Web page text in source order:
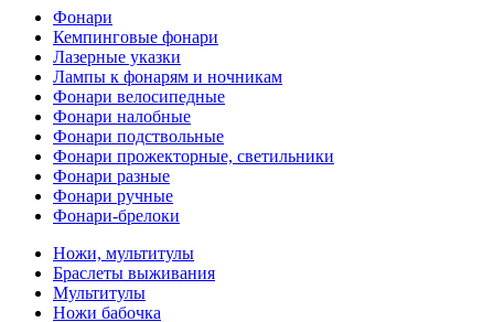
Фонари
Кемпинговые фонари
Лазерные указки
Лампы к фонарям и ночникам
Фонари велосипедные
Фонари налобные
Фонари подствольные
Фонари прожекторные, светильники
Фонари разные
Фонари ручные
Фонари-брелоки
Ножи, мультитулы
Браслеты выживания
Мультитулы
Ножи бабочка